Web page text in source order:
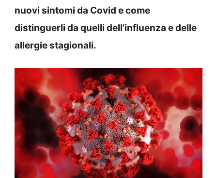
nuovi sintomi da Covid e come
distinguerli da quelli dell’influenza e delle
allergie stagionali.